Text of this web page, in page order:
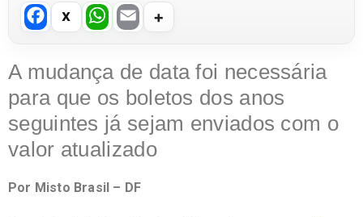
F
a
c
e
b
o
k
W
h
at
s
A
p
E
ail
A mudança de data foi necessária
para que os boletos dos anos
seguintes já sejam enviados com o
valor atualizado
Por Misto Brasil – DF